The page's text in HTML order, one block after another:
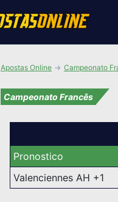
Apostas Online Campeonato
Campeonato Francês
Pronostico
Valenciennes AH +1